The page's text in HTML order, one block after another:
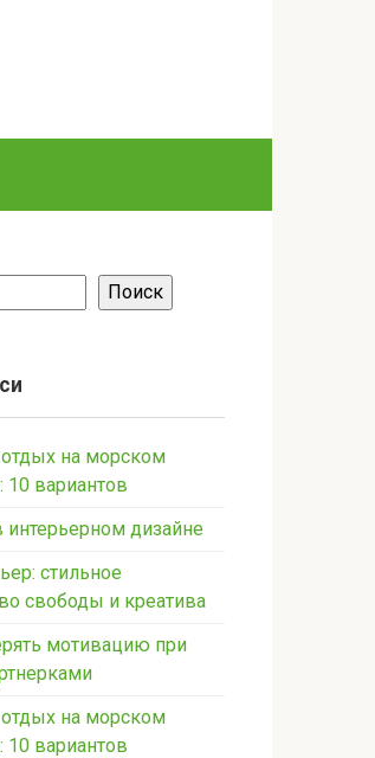
Поиск
на морском
вариантов
интерьерном дизайне
стильное
свободы и креатива
мотивацию при
на морском
вариантов